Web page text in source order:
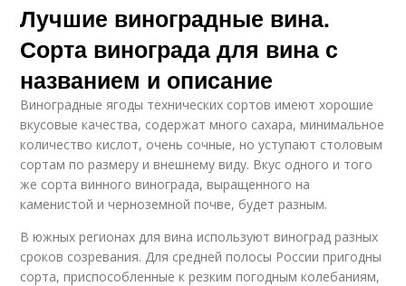
Лучшие виноградные вина.
Сорта винограда для вина с
названием и описание
Виноградные ягоды технических сортов имеют хорошие
вкусовые качества, содержат много сахара, минимальное
количество кислот, очень сочные, но уступают столовым
сортам по размеру и внешнему виду. Вкус одного и того
же сорта винного винограда, выращенного на
каменистой и черноземной почве, будет разным.
В южных регионах для вина используют виноград разных
сроков созревания. Для средней полосы России пригодны
сорта, приспособленные к резким погодным колебаниям,